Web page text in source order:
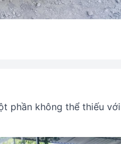
phần không thể thiếu